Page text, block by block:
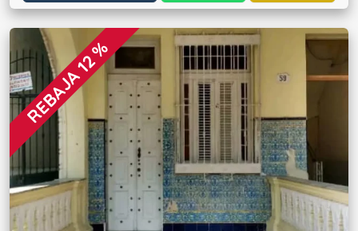
REBAJA 12 %